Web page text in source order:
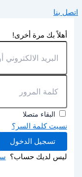
اتصل بنا
أهلاً بك مرة أخرى!
البقاء متصلا
نسيت كلمة السر؟
تسجيل الدخول
ليس لديك حساب؟